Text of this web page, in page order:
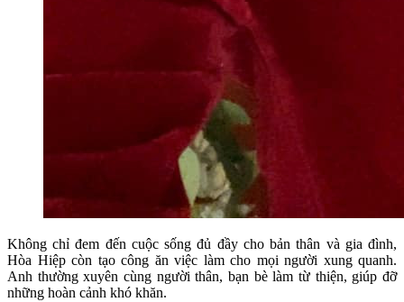
Không chỉ đem đến cuộc sống đủ đầy cho bản thân và gia đình,
Hòa Hiệp còn tạo công ăn việc làm cho mọi người xung quanh.
Anh thường xuyên cùng người thân, bạn bè làm từ thiện, giúp đỡ
những hoàn cảnh khó khăn.